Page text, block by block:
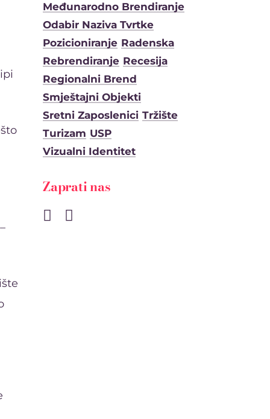
Međunarodno Brendiranje
Odabir Naziva Tvrtke
Pozicioniranje Radenska
Rebrendiranje Recesija
Regionalni Brend
Smještajni Objekti
Sretni Zaposlenici Tržište
Turizam USP
Vizualni Identitet
Zaprati nas